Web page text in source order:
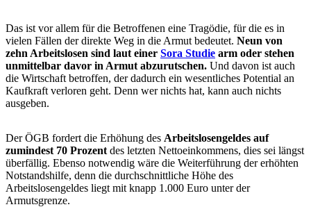
Das ist vor allem für die Betroffenen eine Tragödie, für die es in
vielen Fällen der direkte Weg in die Armut bedeutet. Neun von
zehn Arbeitslosen sind laut einer Sora Studie arm oder stehen
unmittelbar davor in Armut abzurutschen. Und davon ist auch
die Wirtschaft betroffen, der dadurch ein wesentliches Potential an
Kaufkraft verloren geht. Denn wer nichts hat, kann auch nichts
ausgeben.
Der ÖGB fordert die Erhöhung des Arbeitslosengeldes auf
zumindest 70 Prozent des letzten Nettoeinkommens, dies sei längst
überfällig. Ebenso notwendig wäre die Weiterführung der erhöhten
Notstandshilfe, denn die durchschnittliche Höhe des
Arbeitslosengeldes liegt mit knapp 1.000 Euro unter der
Armutsgrenze.